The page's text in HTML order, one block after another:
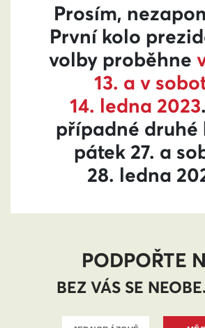
Prosím,
První kolo
volby proběhne
13. a v
14. ledna 2023
případné druhé
pátek 27. a
28. ledna
PODPOŘTE
BEZ VÁS SE